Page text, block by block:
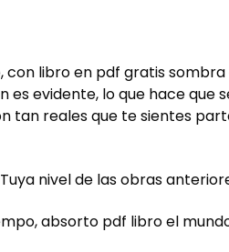
con libro en pdf gratis
evidente, lo que hace
tan reales que te sientes
nivel de las obras
absorto pdf libro el